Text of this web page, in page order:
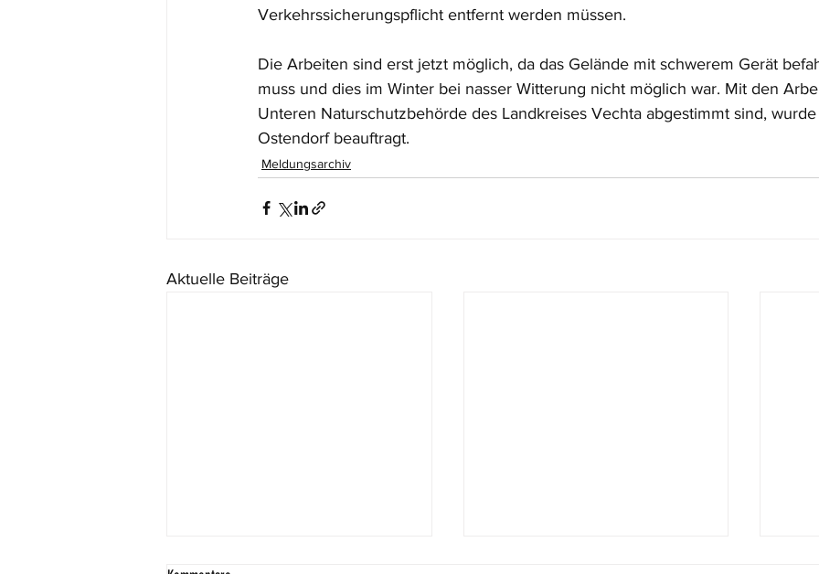
Verkehrssicherungspflicht entfernt werden müssen.
Die Arbeiten sind erst jetzt möglich, da das Gelände mit schwerem Gerät
muss und dies im Winter bei nasser Witterung nicht möglich war. Mit den
Unteren Naturschutzbehörde des Landkreises Vechta abgestimmt sind,
Ostendorf beauftragt.
Meldungsarchiv
Aktuelle Beiträge